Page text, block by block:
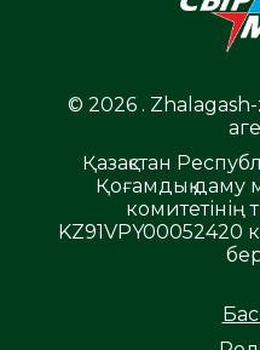
© 2026 . Zhalagash-
Қазақстан
Қоғамдық даму
комитетінің
KZ91VPY00052420